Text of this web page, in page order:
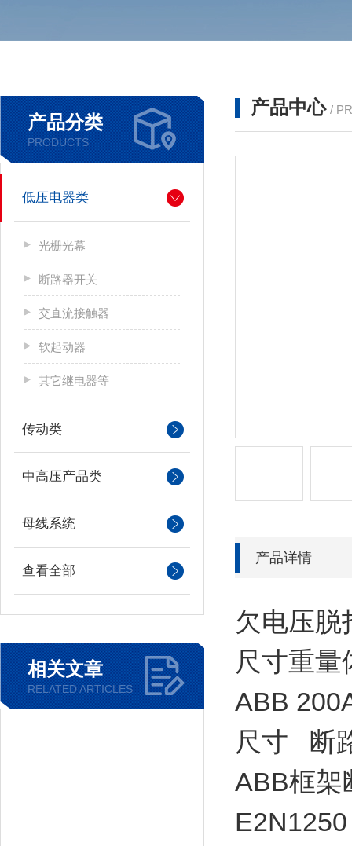
产品分类
PRODUCTS
低压电器类
光栅光幕
断路器开关
交直流接触器
软起动器
其它继电器等
传动类
中高压产品类
母线系统
查看全部
相关文章
RELATED ARTICLES
产品中心 /
产品详情
欠电压
尺寸重
ABB
尺寸 断
ABB框架